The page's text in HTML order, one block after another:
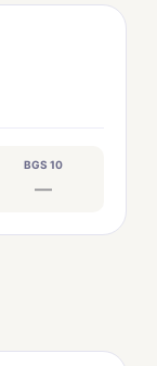
BGS 10
—